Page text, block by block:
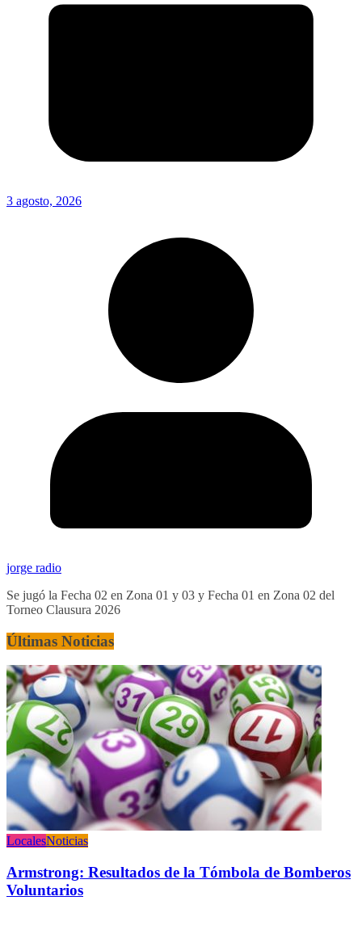
3 agosto, 2026
jorge radio
Se jugó la Fecha 02 en Zona 01 y 03 y Fecha 01 en Zona 02 del
Torneo Clausura 2026
Últimas Noticias
LocalesNoticias
Armstrong: Resultados de la Tómbola de Bomberos
Voluntarios